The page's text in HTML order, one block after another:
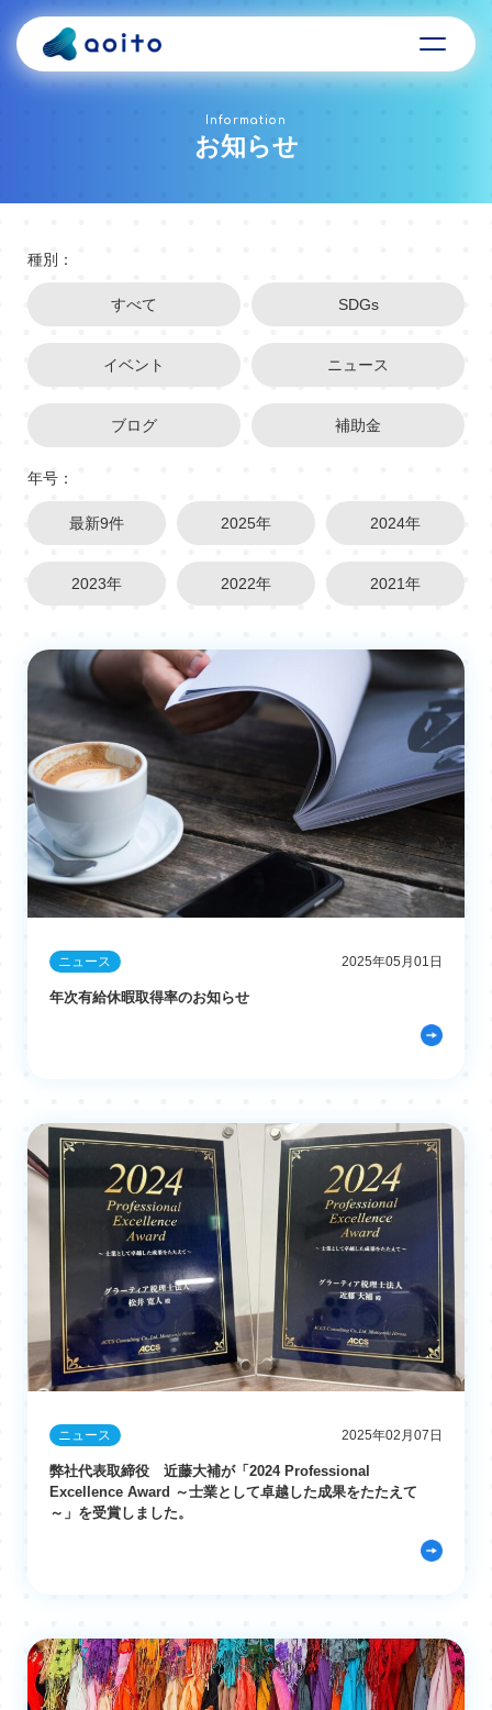
Information
お知らせ
種別：
すべて SDGs
イベント ニュース
ブログ 補助金
年号：
最新9件 2025年 2024年
2023年 2022年 2021年
ニュース 2025年05月01日
年次有給休暇取得率のお知らせ
ニュース 2025年02月07日
弊社代表取締役 近藤大補が「2024 Professional
Excellence Award ～士業として卓越した成果をたたえて
～」を受賞しました。